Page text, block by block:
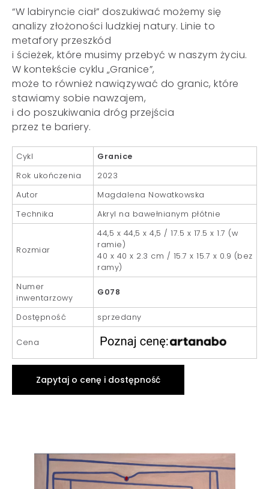
“W labiryncie ciał” doszukiwać możemy się
analizy złożoności ludzkiej natury. Linie to
metafory przeszkód
i ścieżek, które musimy przebyć w naszym życiu.
W kontekście cyklu „Granice”,
może to również nawiązywać do granic, które
stawiamy sobie nawzajem,
i do poszukiwania dróg przejścia
przez te bariery.
Cykl
Granice
Rok ukończenia
2023
Autor
Magdalena Nowatkowska
Technika
Akryl na bawełnianym płótnie
Rozmiar
44,5 x 44,5 x 4,5 / 17.5 x 17.5 x 1.7 (w
ramie)
40 x 40 x 2.3 cm / 15.7 x 15.7 x 0.9 (bez
ramy)
Numer
inwentarzowy
G078
Dostępność sprzedany
Cena
Zapytaj o cenę i dostępność